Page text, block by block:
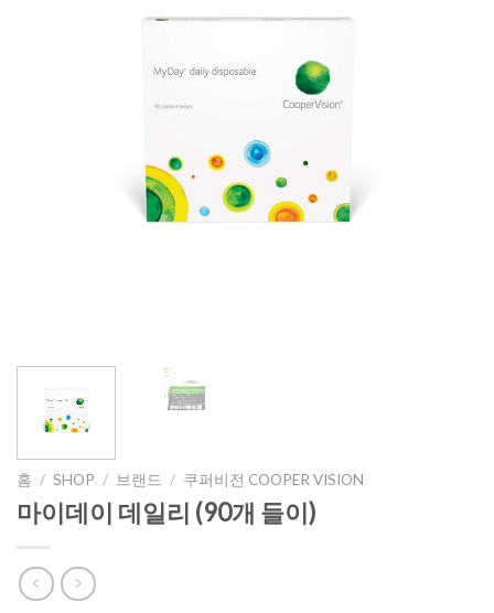
홈 / SHOP / 브랜드 / 쿠퍼비전 COOPER VISION
마이데이 데일리 (90개 들이)